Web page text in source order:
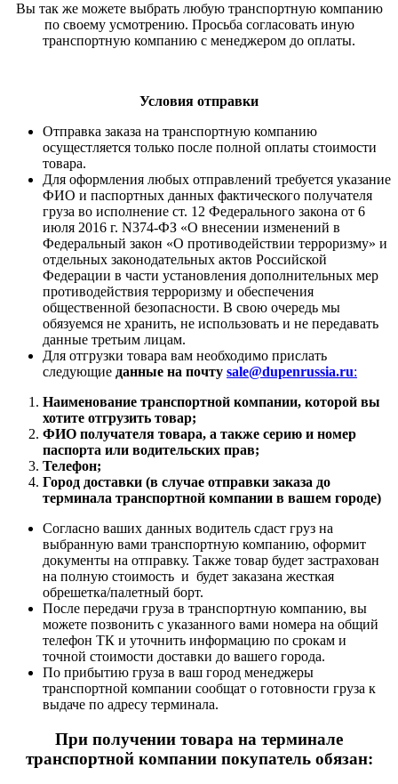
Вы так же можете выбрать любую транспортную компанию
по своему усмотрению. Просьба согласовать иную
транспортную компанию с менеджером до оплаты.
Условия отправки
Отправка заказа на транспортную компанию
осущестляется только после полной оплаты стоимости
товара.
Для оформления любых отправлений требуется указание
ФИО и паспортных данных фактического получателя
груза во исполнение ст. 12 Федерального закона от 6
июля 2016 г. N374-ФЗ «О внесении изменений в
Федеральный закон «О противодействии терроризму» и
отдельных законодательных актов Российской
Федерации в части установления дополнительных мер
противодействия терроризму и обеспечения
общественной безопасности. В свою очередь мы
обязуемся не хранить, не использовать и не передавать
данные третьим лицам.
Для отгрузки товара вам необходимо прислать
следующие данные на почту sale@dupenrussia.ru:
Наименование транспортной компании, которой вы
хотите отгрузить товар;
ФИО получателя товара, а также серию и номер
паспорта или водительских прав;
Телефон;
Город доставки (в случае отправки заказа до
терминала транспортной компании в вашем городе)
Согласно ваших данных водитель сдаст груз на
выбранную вами транспортную компанию, оформит
документы на отправку. Также товар будет застрахован
на полную стоимость и будет заказана жесткая
обрешетка/палетный борт.
После передачи груза в транспортную компанию, вы
можете позвонить с указанного вами номера на общий
телефон ТК и уточнить информацию по срокам и
точной стоимости доставки до вашего города.
По прибытию груза в ваш город менеджеры
транспортной компании сообщат о готовности груза к
выдаче по адресу терминала.
При получении товара на терминале
транспортной компании покупатель обязан: